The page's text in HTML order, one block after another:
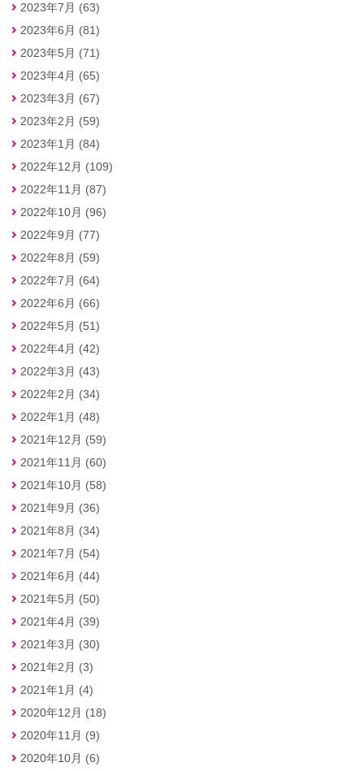
2023年7月 (63)
2023年6月 (81)
2023年5月 (71)
2023年4月 (65)
2023年3月 (67)
2023年2月 (59)
2023年1月 (84)
2022年12月 (109)
2022年11月 (87)
2022年10月 (96)
2022年9月 (77)
2022年8月 (59)
2022年7月 (64)
2022年6月 (66)
2022年5月 (51)
2022年4月 (42)
2022年3月 (43)
2022年2月 (34)
2022年1月 (48)
2021年12月 (59)
2021年11月 (60)
2021年10月 (58)
2021年9月 (36)
2021年8月 (34)
2021年7月 (54)
2021年6月 (44)
2021年5月 (50)
2021年4月 (39)
2021年3月 (30)
2021年2月 (3)
2021年1月 (4)
2020年12月 (18)
2020年11月 (9)
2020年10月 (6)